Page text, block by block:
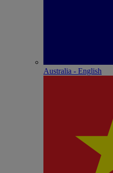
Australia - English